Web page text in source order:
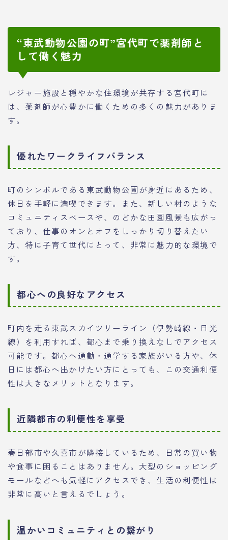
“東武動物公園の町”宮代町で薬剤師と
して働く魅力
レジャー施設と穏やかな住環境が共存する宮代町に
は、薬剤師が心豊かに働くための多くの魅力がありま
す。
優れたワークライフバランス
町のシンボルである東武動物公園が身近にあるため、
休日を手軽に満喫できます。また、新しい村のような
コミュニティスペースや、のどかな田園風景も広がっ
ており、仕事のオンとオフをしっかり切り替えたい
方、特に子育て世代にとって、非常に魅力的な環境で
す。
都心への良好なアクセス
町内を走る東武スカイツリーライン（伊勢崎線・日光
線）を利用すれば、都心まで乗り換えなしでアクセス
可能です。都心へ通勤・通学する家族がいる方や、休
日には都心へ出かけたい方にとっても、この交通利便
性は大きなメリットとなります。
近隣都市の利便性を享受
春日部市や久喜市が隣接しているため、日常の買い物
や食事に困ることはありません。大型のショッピング
モールなどへも気軽にアクセスでき、生活の利便性は
非常に高いと言えるでしょう。
温かいコミュニティとの繋がり